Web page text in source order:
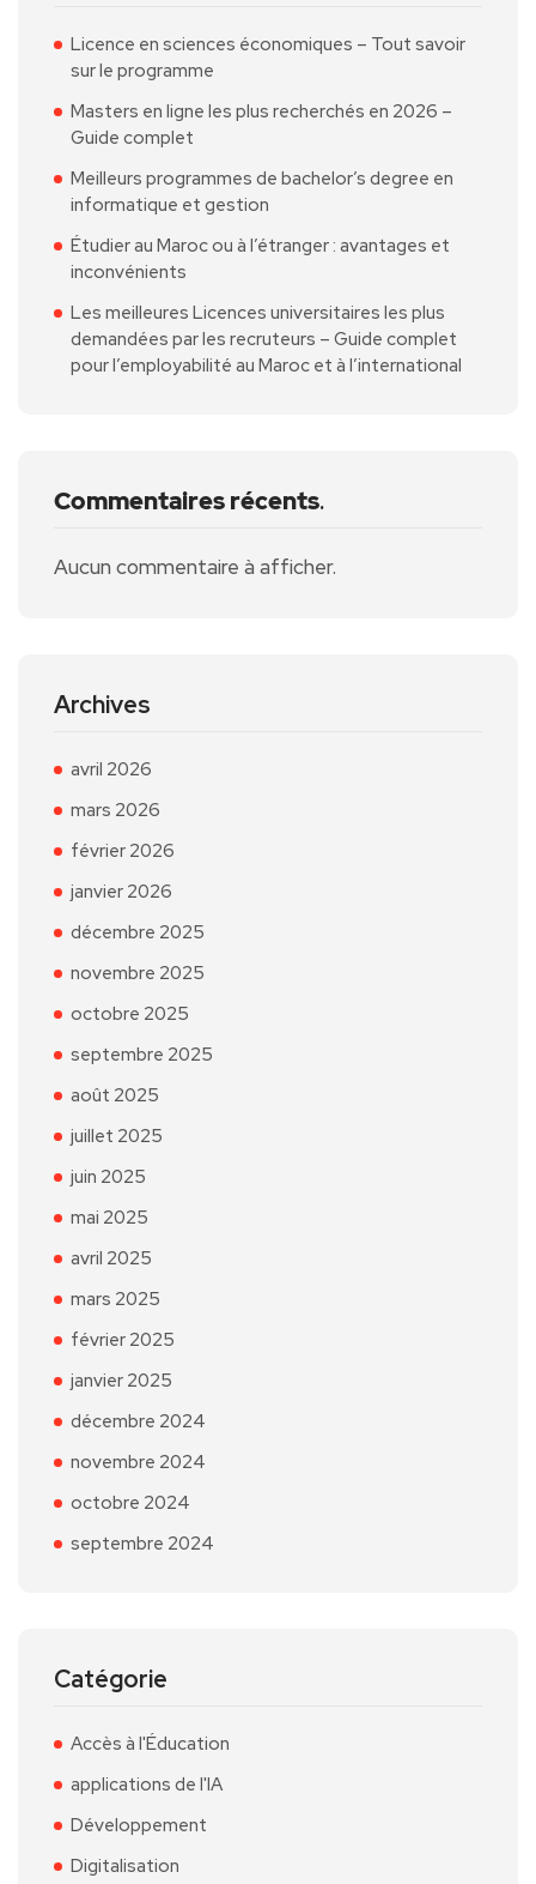
Licence en sciences économiques – Tout savoir
sur le programme
Masters en ligne les plus recherchés en 2026 –
Guide complet
Meilleurs programmes de bachelor’s degree en
informatique et gestion
Étudier au Maroc ou à l’étranger : avantages et
inconvénients
Les meilleures Licences universitaires les plus
demandées par les recruteurs – Guide complet
pour l’employabilité au Maroc et à l’international
Commentaires récents.
Aucun commentaire à afficher.
Archives
avril 2026
mars 2026
février 2026
janvier 2026
décembre 2025
novembre 2025
octobre 2025
septembre 2025
août 2025
juillet 2025
juin 2025
mai 2025
avril 2025
mars 2025
février 2025
janvier 2025
décembre 2024
novembre 2024
octobre 2024
septembre 2024
Catégorie
Accès à l'Éducation
applications de l'IA
Développement
Digitalisation